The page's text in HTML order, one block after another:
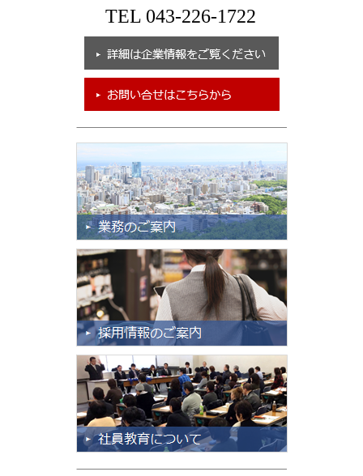
TEL 043-226-1722